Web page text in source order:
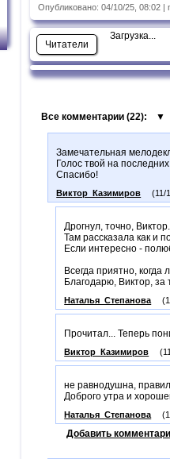
Опубликовано: 04/10/25, 08:02
Читатели
Загрузка...
Все комментарии (22): ▼
Замечательная
Голос твой на
Спасибо!
Виктор_Казимиров (11/
Дрогнул, точно,
Там рассказала как и
Если интересно -
Всегда приятно, когда
Благодарю, Виктор, за
Наталья_Степанова
Прочитал... Теперь
Виктор_Казимиров
не равнодушна,
Доброго утра и
Наталья_Степанова
Добавить